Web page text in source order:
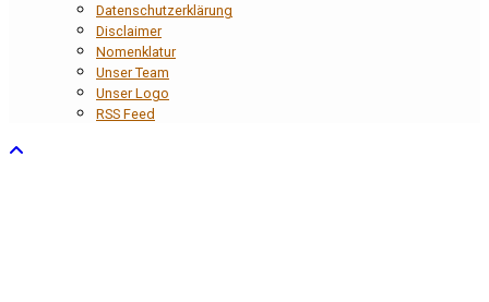
Datenschutzerklärung
Disclaimer
Nomenklatur
Unser Team
Unser Logo
RSS Feed